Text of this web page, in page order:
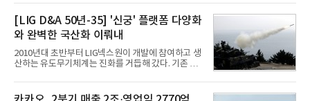
국기업평판연구소(소장 구창환)는 빅데이터뉴스와
함께 60명의 CEO 브랜드를 대상으로 2026년 7월 6
일부터 8월 6일까지 수집된 소비자 빅데이터
7,395,735건을 분석한 결과, 삼성 이재용 회장이 브
랜드평판지수 1,984,715를 기록하며 8월 1위에 올랐
다고 밝혔다. 분석에 활용된 빅데이터는 지난 7월
(14,233,797건) 대비 48.04% 감소한 수치다.8월
[LIG D&A 50년-35] '신궁' 플랫폼 다양화
와 완벽한 국산화 이뤄내
2010년대 초반부터 LIG넥스원이 개발에 참여하고 생
산하는 유도무기체계는 진화를 거듭해 갔다. 기존 무
용도가 떨어지는 재래식 무기를 새롭게 활용하는 방
안이 강구됐다. 또 핵심 구성품 국산화를 통해 수출상